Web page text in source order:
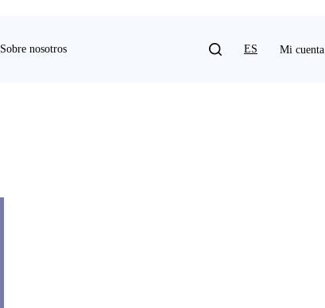
Sobre nosotros ES Mi cuenta